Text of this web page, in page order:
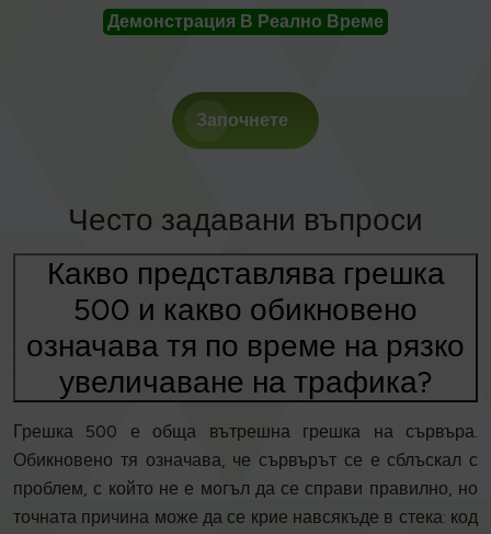
Демонстрация В Реално Време
Започнете
Често задавани въпроси
Какво представлява грешка
500 и какво обикновено
означава тя по време на рязко
увеличаване на трафика?
Грешка 500 е обща вътрешна грешка на сървъра.
Обикновено тя означава, че сървърът се е сблъскал с
проблем, с който не е могъл да се справи правилно, но
точната причина може да се крие навсякъде в стека: код